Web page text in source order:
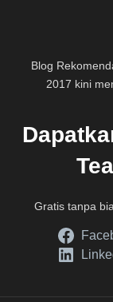
Blog
2017 kini
Gratis tanpa